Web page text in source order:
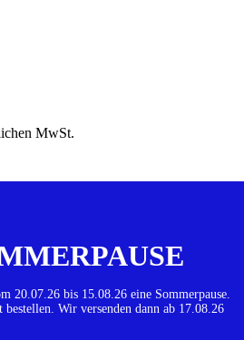
MwSt.
20.07.26 bis 15.08.26 eine Sommerpause.
Wir versenden dann ab 17.08.26